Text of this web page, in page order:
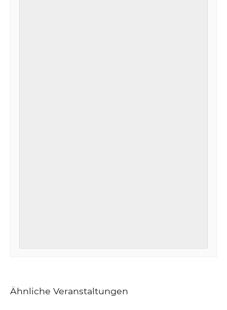
Ähnliche Veranstaltungen